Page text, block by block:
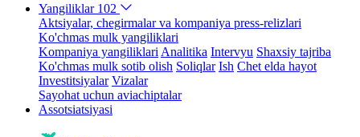
Yangiliklar 102
Aktsiyalar, chegirmalar va kompaniya press-relizlari
Ko'chmas mulk yangiliklari
Kompaniya yangiliklari Analitika Intervyu Shaxsiy tajriba
Ko'chmas mulk sotib olish Soliqlar Ish Chet elda hayot
Investitsiyalar Vizalar
Sayohat uchun aviachiptalar
Assotsiatsiyasi